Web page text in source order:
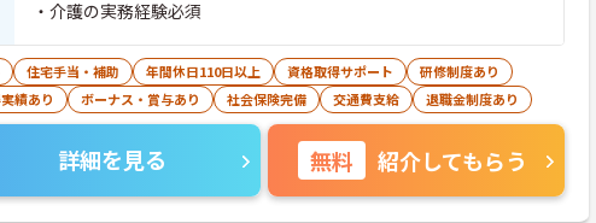
・介護の実務経験必須
住宅手当・補助 年間休日110日以上 資格取得サポート
研修制度あり
績あり
ボーナス・賞与あり 社会保険完備 交通費支給 退職金制度あり
詳細を見る 無料 紹介してもらう